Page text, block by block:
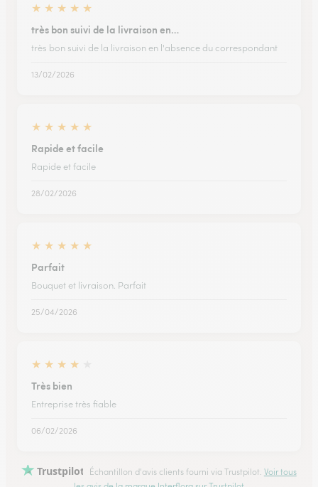
★ ★ ★ ★ ★
très bon suivi de la livraison en…
très bon suivi de la livraison en l'absence du correspondant
13/02/2026
★ ★ ★ ★ ★
Rapide et facile
Rapide et facile
28/02/2026
★ ★ ★ ★ ★
Parfait
Bouquet et livraison. Parfait
25/04/2026
★ ★ ★ ★
Très bien
Entreprise très fiable
06/02/2026
Trustpilot Échantillon d'avis clients fourni via Trustpilot. Voir tous